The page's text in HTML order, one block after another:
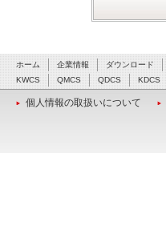
ホーム 企業情報 ダウンロード
KWCS
QMCS QDCS KDCS
個人情報の取扱いについて